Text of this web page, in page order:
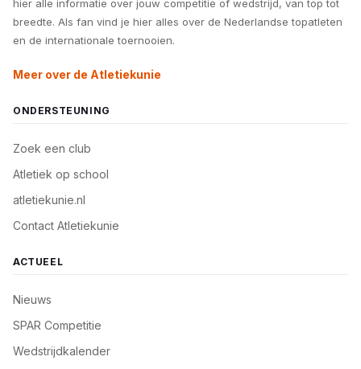
hier alle informatie over jouw competitie of wedstrijd, van top tot
breedte. Als fan vind je hier alles over de Nederlandse topatleten
en de internationale toernooien.
Meer over de Atletiekunie
ONDERSTEUNING
Zoek een club
Atletiek op school
atletiekunie.nl
Contact Atletiekunie
ACTUEEL
Nieuws
SPAR Competitie
Wedstrijdkalender